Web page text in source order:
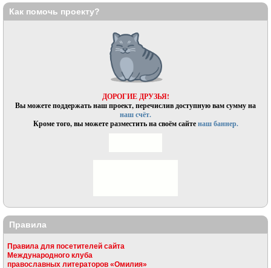
Как помочь проекту?
ДОРОГИЕ ДРУЗЬЯ!
Вы можете поддержать наш проект, перечислив доступную вам сумму на
наш счёт.
Кроме того, вы можете разместить на своём сайтенаш баннер.
Правила
Правила для посетителей сайта
Международного клуба
православных литераторов «Омилия»